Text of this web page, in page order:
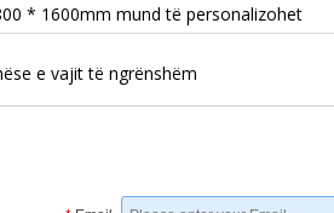
* 1600mm mund të personalizohet
e vajit të ngrënshëm